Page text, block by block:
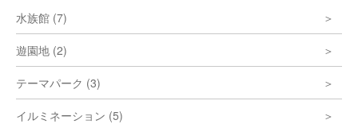
水族館 (7)
遊園地 (2)
テーマパーク (3)
イルミネーション (5)